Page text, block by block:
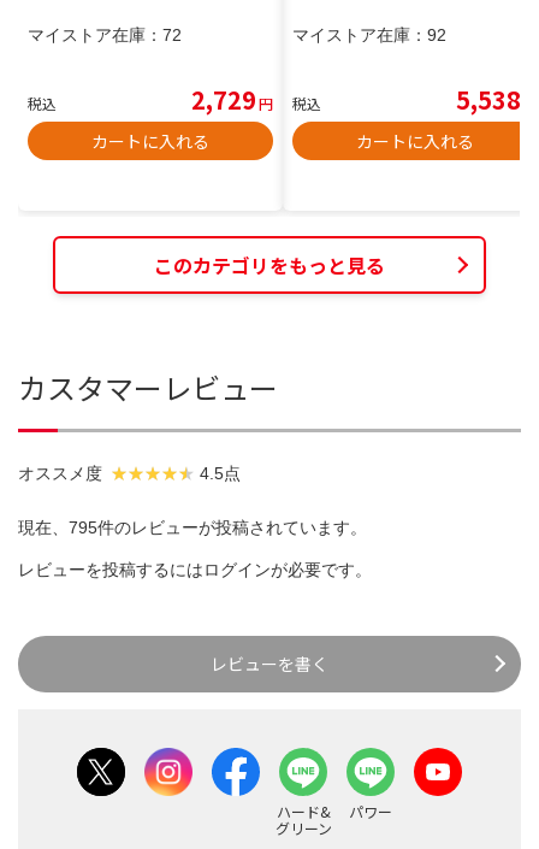
マイストア在庫： 72
税込 2,729円
カートに入れる
マイストア在庫： 92
税込 5,538
カートに入れる
このカテゴリをもっと見る
カスタマーレビュー
オススメ度 4.5点
現在、795件のレビューが投稿されています。
レビューを投稿するにはログインが必要です。
レビューを書く
ハード&
グリーン
パワー